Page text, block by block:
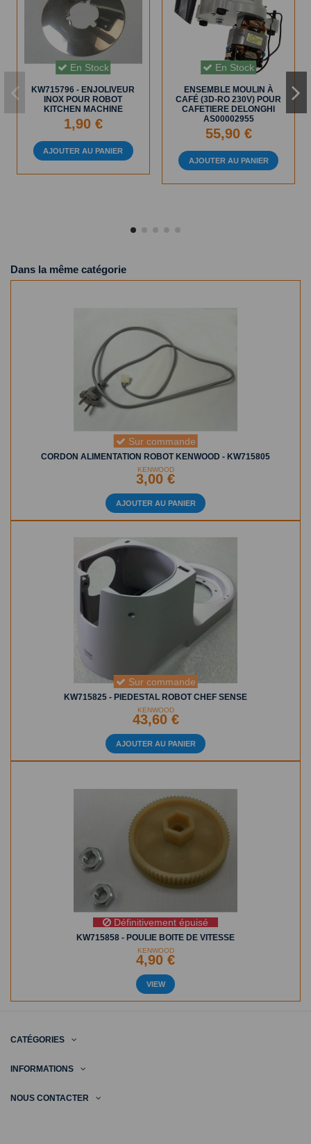
En Stock
KW715796 - ENJOLIVEUR
INOX POUR ROBOT
KITCHEN MACHINE
1,90 €
AJOUTER AU PANIER
En Stock
ENSEMBLE MOULIN À
CAFÉ (3D-RO 230V) POUR
CAFETIERE DELONGHI
AS00002955
55,90 €
AJOUTER AU PANIER
Dans la même catégorie
Sur commande
CORDON ALIMENTATION ROBOT KENWOOD - KW715805
KENWOOD
3,00 €
AJOUTER AU PANIER
Sur commande
KW715825 - PIEDESTAL ROBOT CHEF SENSE
KENWOOD
43,60 €
AJOUTER AU PANIER
Définitivement épuisé
KW715858 - POULIE BOITE DE VITESSE
KENWOOD
4,90 €
VIEW
CATÉGORIES
INFORMATIONS
NOUS CONTACTER